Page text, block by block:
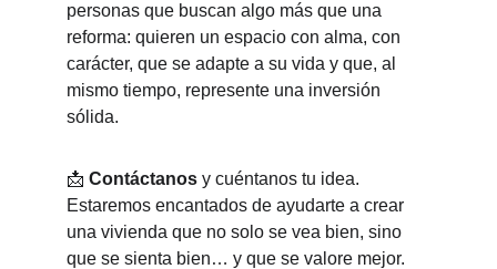
personas que buscan algo más que una
reforma: quieren un espacio con alma, con
carácter, que se adapte a su vida y que, al
mismo tiempo, represente una inversión
sólida.
📩 Contáctanos y cuéntanos tu idea.
Estaremos encantados de ayudarte a crear
una vivienda que no solo se vea bien, sino
que se sienta bien… y que se valore mejor.